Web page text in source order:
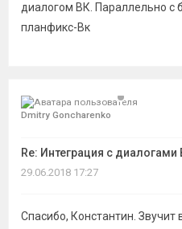
диалогом ВК. Параллельно с
планфикс-Вк
Dmitry Goncharenko
Re: Интеграция с диалогами
29.06.2018 17:27
Спасибо, Константин. Звучит